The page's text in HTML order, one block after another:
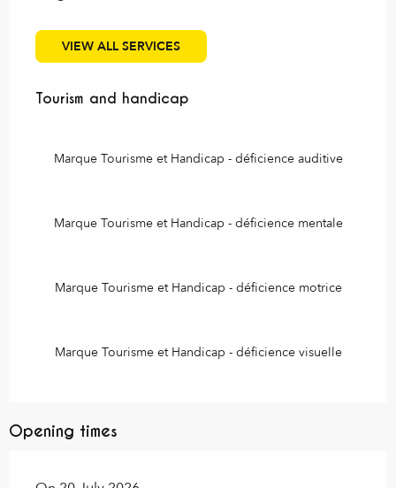
VIEW ALL SERVICES
Tourism and handicap
Tourism and handicap
Marque Tourisme et Handicap - déficience auditive
Marque Tourisme et Handicap - déficience mentale
Marque Tourisme et Handicap - déficience motrice
Marque Tourisme et Handicap - déficience visuelle
Opening times